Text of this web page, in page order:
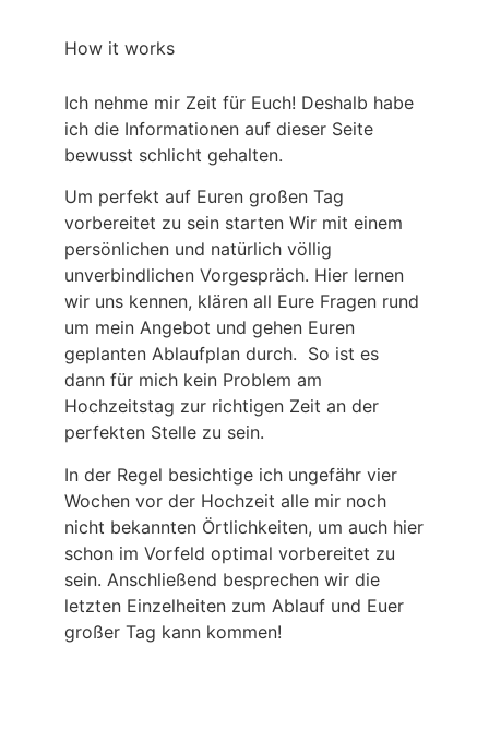
How it works
Ich nehme mir Zeit für Euch! Deshalb habe
ich die Informationen auf dieser Seite
bewusst schlicht gehalten.
Um perfekt auf Euren großen Tag
vorbereitet zu sein starten Wir mit einem
persönlichen und natürlich völlig
unverbindlichen Vorgespräch. Hier lernen
wir uns kennen, klären all Eure Fragen rund
um mein Angebot und gehen Euren
geplanten Ablaufplan durch. So ist es
dann für mich kein Problem am
Hochzeitstag zur richtigen Zeit an der
perfekten Stelle zu sein.
In der Regel besichtige ich ungefähr vier
Wochen vor der Hochzeit alle mir noch
nicht bekannten Örtlichkeiten, um auch hier
schon im Vorfeld optimal vorbereitet zu
sein. Anschließend besprechen wir die
letzten Einzelheiten zum Ablauf und Euer
großer Tag kann kommen!